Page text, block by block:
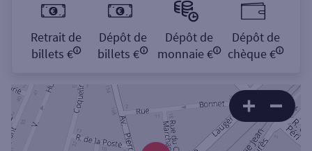
Retrait de
billets €
Dépôt de
billets €
Dépôt de
monnaie €
Dépôt de
chèque €